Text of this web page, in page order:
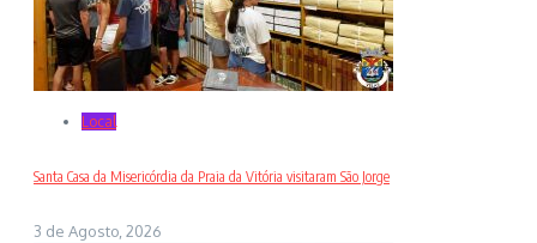
Local
Santa Casa da Misericórdia da Praia da Vitória visitaram São Jorge
3 de Agosto, 2026